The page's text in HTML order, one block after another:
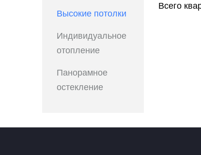
Всего
Высокие потолки
Индивидуальное
отопление
Панорамное
остекление